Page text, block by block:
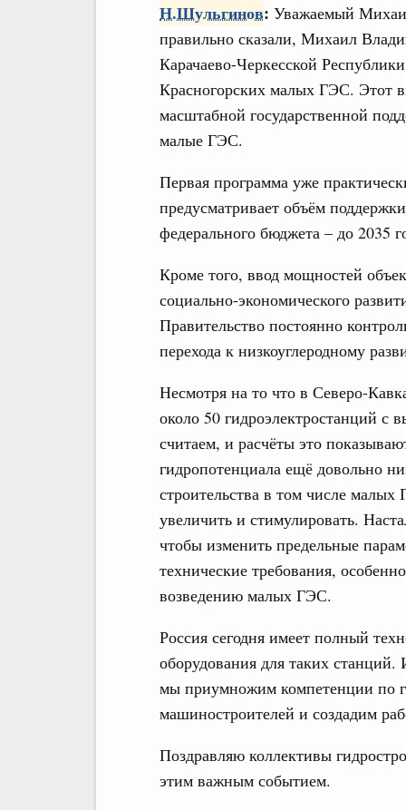
Н.Шульгинов: Уважаемый
правильно сказали, Михаил
Карачаево-Черкесской
Красногорских малых ГЭС. Этот
масштабной государственной
малые ГЭС.
Первая программа уже
предусматривает объём
федерального бюджета – до 2035
Кроме того, ввод мощностей
социально-экономического
Правительство постоянно
перехода к низкоуглеродному
Несмотря на то что в Северо-
около 50 гидроэлектростанций с
считаем, и расчёты это
гидропотенциала ещё довольно
строительства в том числе
увеличить и стимулировать.
чтобы изменить предельные
технические требования,
возведению малых ГЭС.
Россия сегодня имеет полный
оборудования для таких
мы приумножим компетенции по
машиностроителей и создадим
Поздравляю коллективы
этим важным событием.